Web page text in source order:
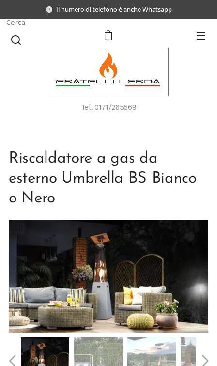
Il numero di telefono è anche Whatsapp
Tel. 0171/265569
Cerca
Riscaldatore a gas da
esterno Umbrella BS Bianco
o Nero